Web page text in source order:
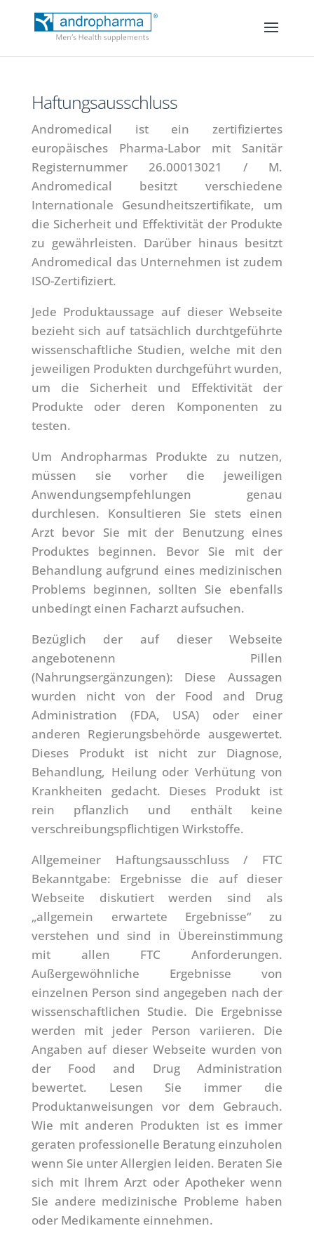
Haftungsausschluss
Andromedical ist ein zertifiziertes
europäisches Pharma-Labor mit Sanitär
Registernummer 26.00013021 / M.
Andromedical besitzt verschiedene
Internationale Gesundheitszertifikate, um
die Sicherheit und Effektivität der Produkte
zu gewährleisten. Darüber hinaus besitzt
Andromedical das Unternehmen ist zudem
ISO-Zertifiziert.
Jede Produktaussage auf dieser Webseite
bezieht sich auf tatsächlich durchtgeführte
wissenschaftliche Studien, welche mit den
jeweiligen Produkten durchgeführt wurden,
um die Sicherheit und Effektivität der
Produkte oder deren Komponenten zu
testen.
Um Andropharmas Produkte zu nutzen,
müssen sie vorher die jeweiligen
Anwendungsempfehlungen genau
durchlesen. Konsultieren Sie stets einen
Arzt bevor Sie mit der Benutzung eines
Produktes beginnen. Bevor Sie mit der
Behandlung aufgrund eines medizinischen
Problems beginnen, sollten Sie ebenfalls
unbedingt einen Facharzt aufsuchen.
Bezüglich der auf dieser Webseite
angebotenenn Pillen
(Nahrungsergänzungen): Diese Aussagen
wurden nicht von der Food and Drug
Administration (FDA, USA) oder einer
anderen Regierungsbehörde ausgewertet.
Dieses Produkt ist nicht zur Diagnose,
Behandlung, Heilung oder Verhütung von
Krankheiten gedacht. Dieses Produkt ist
rein pflanzlich und enthält keine
verschreibungspflichtigen Wirkstoffe.
Allgemeiner Haftungsausschluss / FTC
Bekanntgabe: Ergebnisse die auf dieser
Webseite diskutiert werden sind als
„allgemein erwartete Ergebnisse“ zu
verstehen und sind in Übereinstimmung
mit allen FTC Anforderungen.
Außergewöhnliche Ergebnisse von
einzelnen Person sind angegeben nach der
wissenschaftlichen Studie. Die Ergebnisse
werden mit jeder Person variieren. Die
Angaben auf dieser Webseite wurden von
der Food and Drug Administration
bewertet. Lesen Sie immer die
Produktanweisungen vor dem Gebrauch.
Wie mit anderen Produkten ist es immer
geraten professionelle Beratung einzuholen
wenn Sie unter Allergien leiden. Beraten Sie
sich mit Ihrem Arzt oder Apotheker wenn
Sie andere medizinische Probleme haben
oder Medikamente einnehmen.